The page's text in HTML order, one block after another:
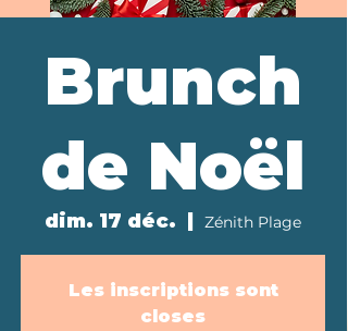
Brunch
de Noël
dim. 17 déc. Zénith Plage
Les inscriptions sont
closes